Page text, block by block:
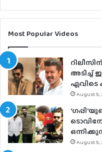
Most Popular Videos
അടിച്ച്
എവിടെ
August 5,
August 5,